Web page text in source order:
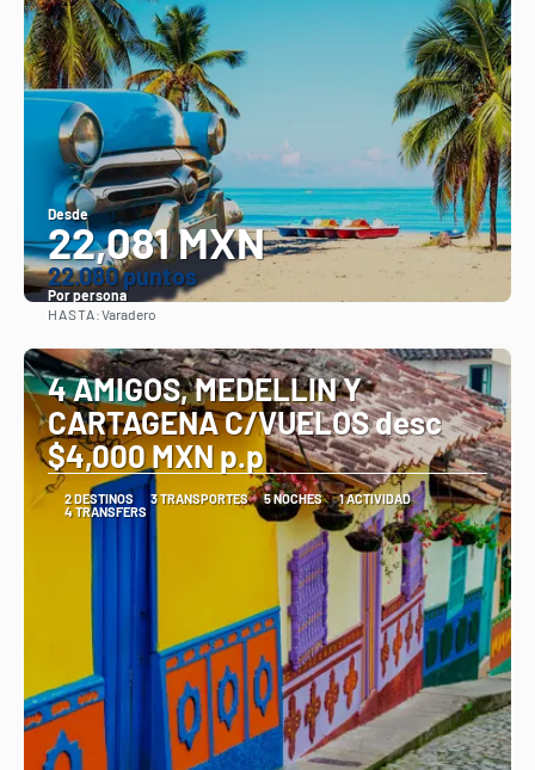
Desde
22,081 MXN
22.080 puntos
Por persona
HASTA:Varadero
4 AMIGOS, MEDELLIN Y
CARTAGENA C/VUELOS desc
$4,000 MXN p.p
2 DESTINOS 3 TRANSPORTES 5 NOCHES
1 ACTIVIDAD
4 TRANSFERS